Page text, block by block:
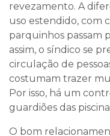
revezamento. A
uso estendido, com
parquinhos passam
assim, o síndico se
circulação de
costumam trazer
Por isso, há um
guardiões das
O bom